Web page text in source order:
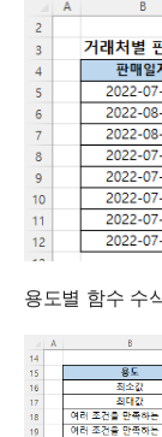
용도별 함수 수